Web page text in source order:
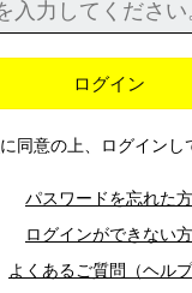
ログイン
に同意の上、ログインし
パスワードを忘れた方
ログインができない方
よくあるご質問（ヘルプ